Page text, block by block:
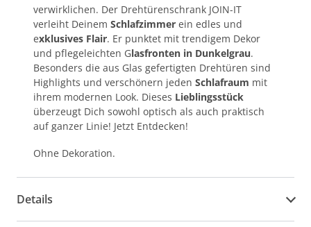
verwirklichen. Der Drehtürenschrank JOIN-IT
verleiht Deinem Schlafzimmer ein edles und
exklusives Flair. Er punktet mit trendigem Dekor
und pflegeleichten Glasfronten in Dunkelgrau.
Besonders die aus Glas gefertigten Drehtüren sind
Highlights und verschönern jeden Schlafraum mit
ihrem modernen Look. Dieses Lieblingsstück
überzeugt Dich sowohl optisch als auch praktisch
auf ganzer Linie! Jetzt Entdecken!
Ohne Dekoration.
Details